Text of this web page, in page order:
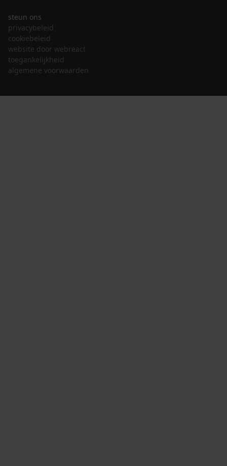
steun ons
privacybeleid
cookiebeleid
website door webreact
toegankelijkheid
algemene voorwaarden